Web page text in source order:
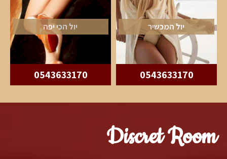
יול המכשיר
0543633170
יול הכי יפה
0543633170
Discret Room